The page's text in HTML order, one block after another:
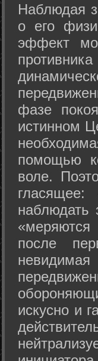
Hаблюдая
о его
эффект
фазе
истинном
помощью
воле.
наблюдать
«меряются
после
искусно и